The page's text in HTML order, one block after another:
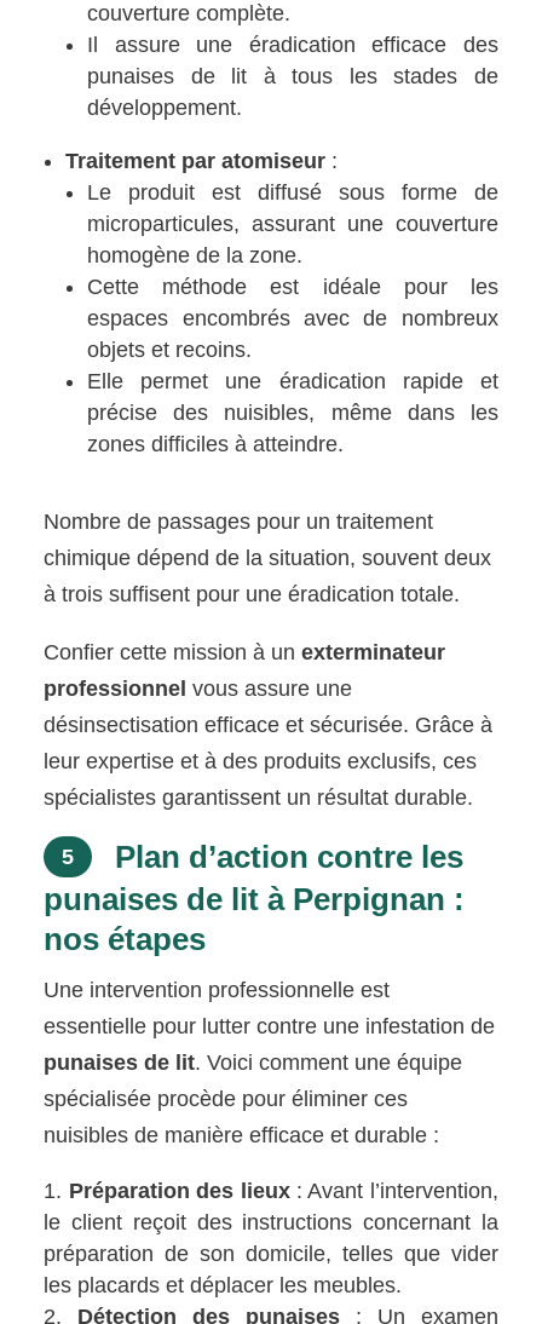
couverture complète.
Il assure une éradication efficace des
punaises de lit à tous les stades de
développement.
Traitement par atomiseur :
Le produit est diffusé sous forme de
microparticules, assurant une couverture
homogène de la zone.
Cette méthode est idéale pour les
espaces encombrés avec de nombreux
objets et recoins.
Elle permet une éradication rapide et
précise des nuisibles, même dans les
zones difficiles à atteindre.
Nombre de passages pour un traitement
chimique dépend de la situation, souvent deux
à trois suffisent pour une éradication totale.
Confier cette mission à unexterminateur
professionnel vous assure une
désinsectisation efficace et sécurisée. Grâce à
leur expertise et à des produits exclusifs, ces
spécialistes garantissent un résultat durable.
5
Plan d’action contre les
punaises de lit à Perpignan :
nos étapes
Une intervention professionnelle est
essentielle pour lutter contre une infestation de
punaises de lit. Voici comment une équipe
spécialisée procède pour éliminer ces
nuisibles de manière efficace et durable :
Préparation des lieux: Avant l’intervention,
le client reçoit des instructions concernant la
préparation de son domicile, telles que vider
les placards et déplacer les meubles.
Détection des punaises : Un examen